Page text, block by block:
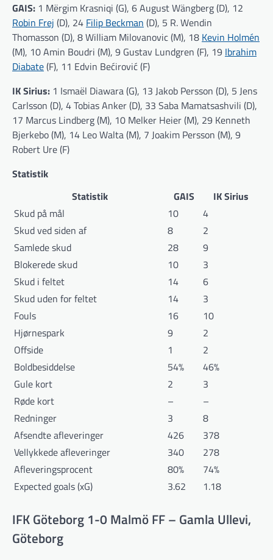
GAIS: 1 Mërgim Krasniqi (G), 6 August Wängberg (D), 12
Robin Frej (D), 24 Filip Beckman (D), 5 R. Wendin
Thomasson (D), 8 William Milovanovic (M), 18 Kevin Holmén
(M), 10 Amin Boudri (M), 9 Gustav Lundgren (F), 19 Ibrahim
Diabate(F), 11 Edvin Bećirović (F)
IK Sirius: 1 Ismaël Diawara (G), 13 Jakob Persson (D), 5 Jens
Carlsson (D), 4 Tobias Anker (D), 33 Saba Mamatsashvili (D),
17 Marcus Lindberg (M), 10 Melker Heier (M), 29 Kenneth
Bjerkebo (M), 14 Leo Walta (M), 7 Joakim Persson (M), 9
Robert Ure (F)
Statistik
Statistik
GAIS
IK Sirius
Skud på mål
10
4
Skud ved siden af
8
2
Samlede skud
28
9
Blokerede skud
10
3
Skud i feltet
14
6
Skud uden for feltet
14
3
Fouls
16
10
Hjørnespark
9
2
Offside
1
2
Boldbesiddelse
54%
46%
Gule kort
2
3
Røde kort
–
–
Redninger
3
8
Afsendte afleveringer
426
378
Vellykkede afleveringer
340
278
Afleveringsprocent
80%
74%
Expected goals (xG)
3.62 1.18
IFK Göteborg 1-0 Malmö FF – Gamla Ullevi,
Göteborg